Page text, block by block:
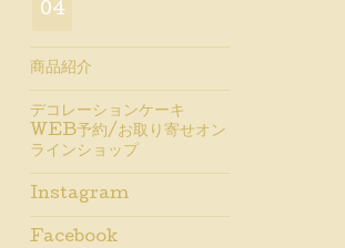
04
商品紹介
デコレーションケーキ
WEB予約/お取り寄せオン
ラインショップ
Instagram
Facebook